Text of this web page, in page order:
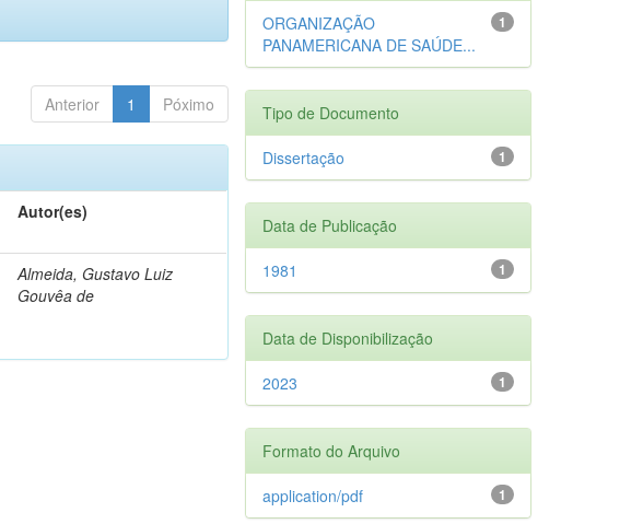
Anterior 1 Póximo
Autor(es)
Almeida, Gustavo Luiz
Gouvêa de
1
ORGANIZAÇÃO
PANAMERICANA DE SAÚDE...
Tipo de Documento
1
Dissertação
Data de Publicação
1
1981
Data de Disponibilização
1
2023
Formato do Arquivo
1
application/pdf